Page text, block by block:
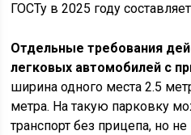
ГОСТу в 2025 году
Отдельные требования
легковых автомобилей с
ширина одного места 2.5
метра. На такую парковку
транспорт без прицепа, но